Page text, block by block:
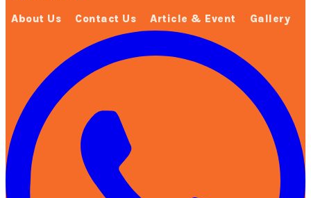
About Us Contact Us Article & Event Gallery